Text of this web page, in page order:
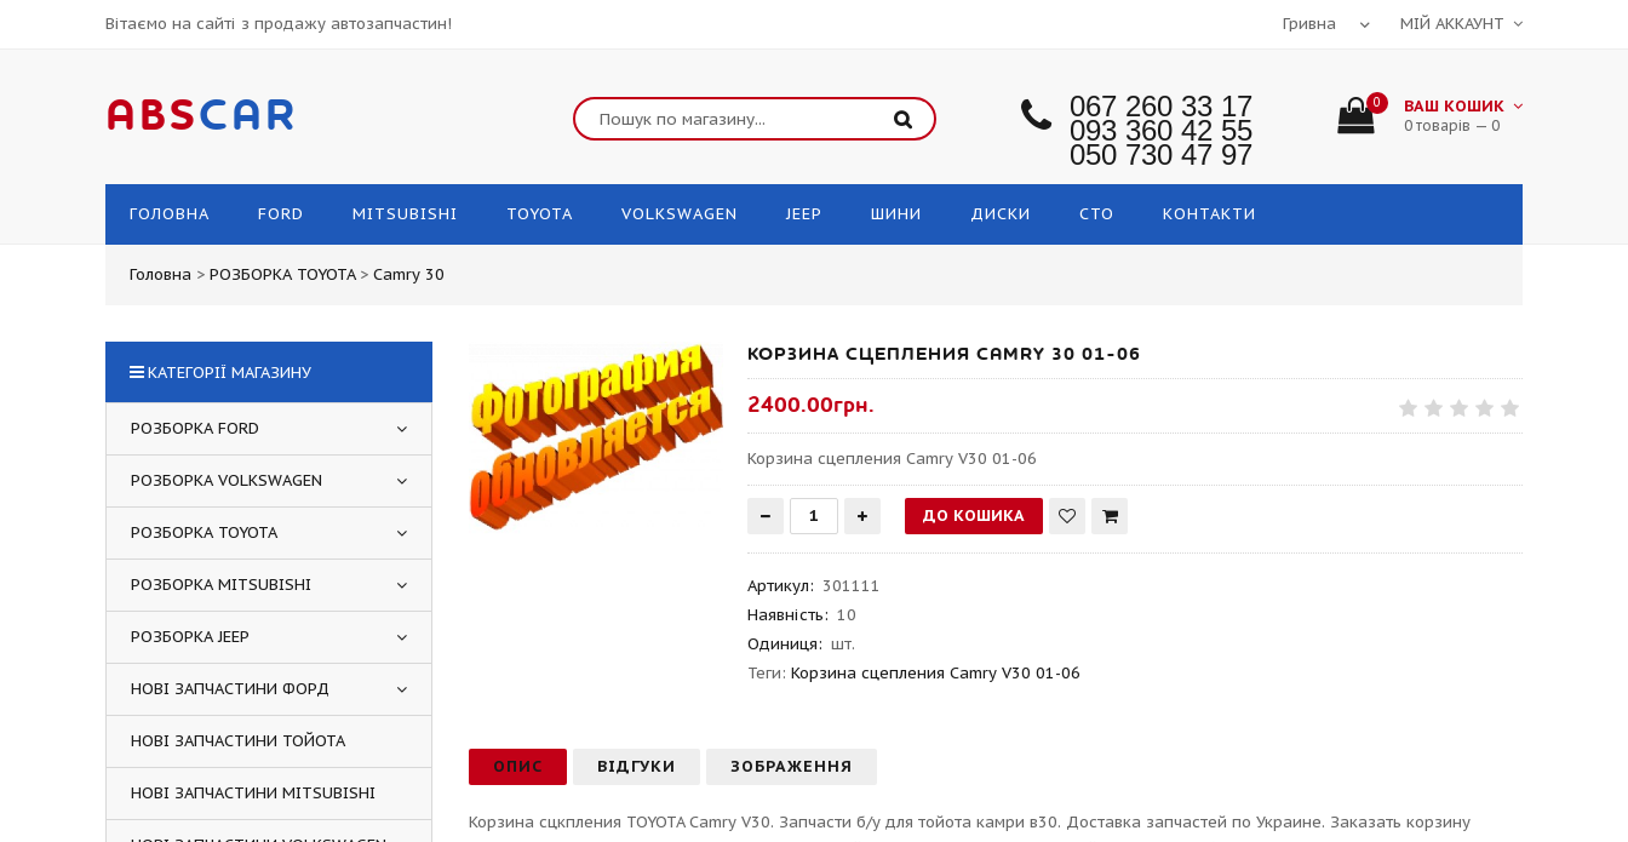
Вітаємо на сайті з продажу автозапчастин! МІЙ АККАУНТ
ABSCAR 067 260 33 17
093 360 42 55
050 730 47 97
0 ВАШ КОШИК
0 товарів — 0
ГОЛОВНА FORD MITSUBISHI TOYOTA VOLKSWAGEN JEEP ШИНИ ДИСКИ СТО КОНТАКТИ
Головна > РОЗБОРКА TOYOTA > Camry 30
КОРЗИНА СЦЕПЛЕНИЯ CAMRY 30 01-06
2400.00грн.
Корзина сцепления Camry V30 01-06
Артикул: 301111
Наявність: 10
Одиниця: шт.
Теги:Корзина сцепления Camry V30 01-06
ОПИС ВІДГУКИ ЗОБРАЖЕННЯ
Корзина сцкпления TOYOTA Camry V30. Запчасти б/у для тойота камри в30. Доставка запчастей по Украине. Заказать корзину
КАТЕГОРІЇ МАГАЗИНУ
РОЗБОРКА FORD
РОЗБОРКА VOLKSWAGEN
РОЗБОРКА TOYOTA
РОЗБОРКА MITSUBISHI
РОЗБОРКА JEEP
НОВІ ЗАПЧАСТИНИ ФОРД
НОВІ ЗАПЧАСТИНИ ТОЙОТА
НОВІ ЗАПЧАСТИНИ MITSUBISHI